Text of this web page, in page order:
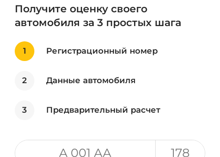
Получите оценку своего
автомобиля за 3 простых шага
1 Регистрационный номер
2 Данные автомобиля
3 Предварительный расчет